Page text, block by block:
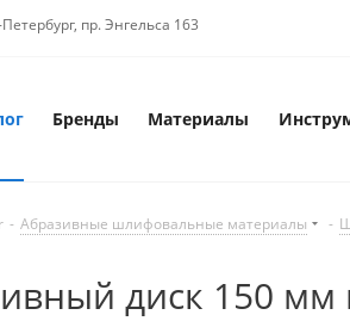
пр. Энгельса 163
Бренды Материалы
- Абразивные шлифовальные материалы -
диск 150 мм